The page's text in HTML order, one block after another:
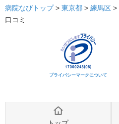
病院なびトップ > 東京都 > 練馬区 >
口コミ
プライバシーマークについて